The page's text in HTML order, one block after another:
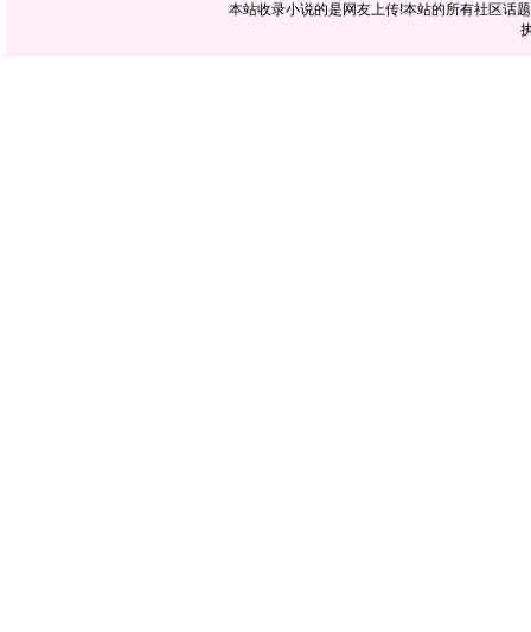
本站收录小说的是网友上传!本站的所有社区话